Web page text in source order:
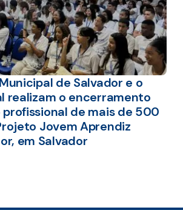
de Salvador e o
realizam o encerramento
de mais de 500
Jovem Aprendiz
em Salvador